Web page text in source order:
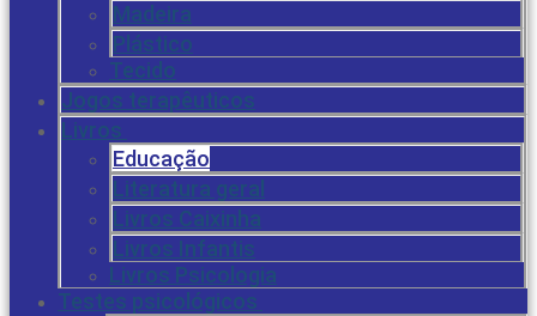
Madeira
Plástico
Tecido
Jogos terapêuticos
Livros
Educação
Literatura geral
Livros Caixinha
Livros Infantis
Livros Psicologia
Testes psicológicos